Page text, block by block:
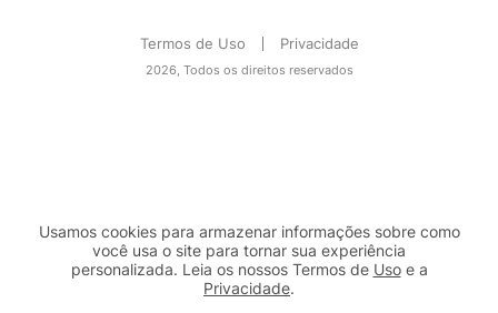
Termos de Uso Privacidade
2026, Todos os direitos reservados
Usamos cookies para armazenar informações sobre como
você usa o site para tornar sua experiência
personalizada. Leia os nossos Termos de Usoe a
Privacidade.